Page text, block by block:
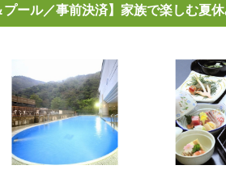
プール／事前決済】家族で楽しむ夏